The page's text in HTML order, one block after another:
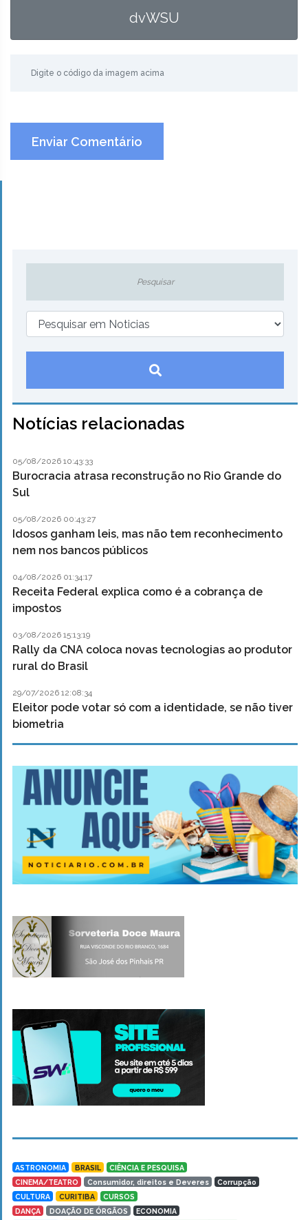
dvWSU
Enviar Comentário
Notícias relacionadas
05/08/2026 10:43:33
Burocracia atrasa reconstrução no Rio Grande do
Sul
05/08/2026 00:43:27
Idosos ganham leis, mas não tem reconhecimento
nem nos bancos públicos
04/08/2026 01:34:17
Receita Federal explica como é a cobrança de
impostos
03/08/2026 15:13:19
Rally da CNA coloca novas tecnologias ao produtor
rural do Brasil
29/07/2026 12:08:34
Eleitor pode votar só com a identidade, se não tiver
biometria
ASTRONOMIA BRASIL
CIÊNCIA E PESQUISA
CINEMA/TEATRO
Consumidor, direitos e Deveres
Corrupção
CULTURA
CURITIBA
CURSOS
DANÇA
DOAÇÃO DE ÓRGÃOS
ECONOMIA